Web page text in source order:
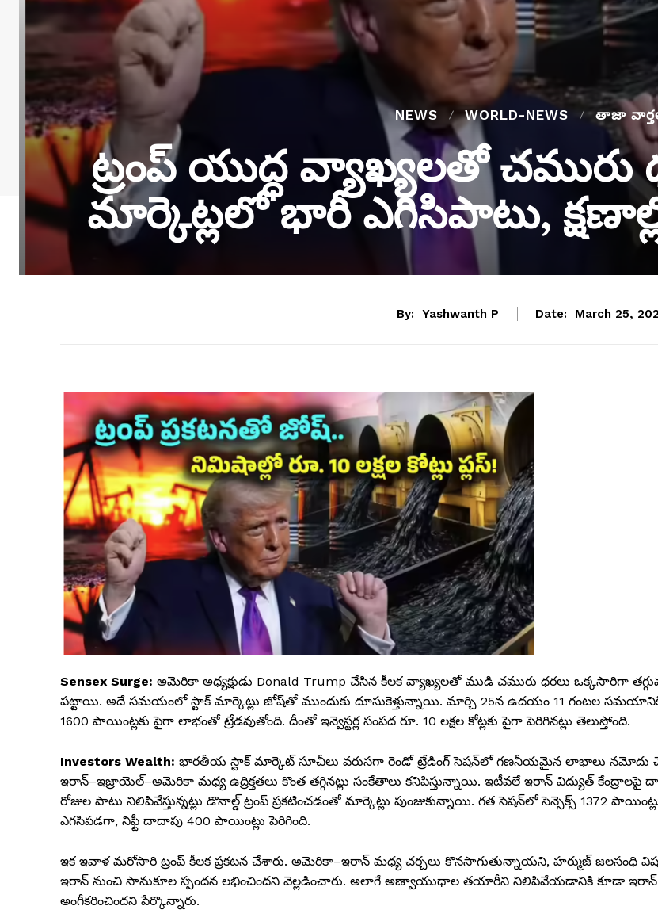
NEWS WORLD-NEWS తాజా
ట్రంప్ యుద్ధ వ్యాఖ్యలతో చమురు
మార్కెట్లలో భారీ ఎగిసిపాటు,
By: Yashwanth P Date: March 25,
Sensex Surge: అమెరికా అధ్యక్షుడు Donald Trump చేసిన కీలక వ్యాఖ్యలతో ముడి చమురు ధరలు ఒక్కసారిగా
పట్టాయి. అదే సమయంలో స్టాక్ మార్కెట్లు జోష్‌తో ముందుకు దూసుకెళ్తున్నాయి. మార్చి 25న ఉదయం 11 గంటల సమయానికి
1600 పాయింట్లకు పైగా లాభంతో ట్రేడవుతోంది. దీంతో ఇన్వెస్టర్ల సంపద రూ. 10 లక్షల కోట్లకు పైగా పెరిగినట్లు తెలుస్తోంది.
Investors Wealth: భారతీయ స్టాక్ మార్కెట్ సూచీలు వరుసగా రెండో ట్రేడింగ్ సెషన్‌లో గణనీయమైన లాభాలు నమోదు
ఇరాన్–ఇజ్రాయెల్–అమెరికా మధ్య ఉద్రిక్తతలు కొంత తగ్గినట్లు సంకేతాలు కనిపిస్తున్నాయి. ఇటీవలే ఇరాన్ విద్యుత్ కేంద్రాలపై
రోజుల పాటు నిలిపివేస్తున్నట్లు డొనాల్డ్ ట్రంప్ ప్రకటించడంతో మార్కెట్లు పుంజుకున్నాయి. గత సెషన్‌లో సెన్సెక్స్ 1372
ఎగసిపడగా, నిఫ్టీ దాదాపు 400 పాయింట్లు పెరిగింది.
ఇక ఇవాళ మరోసారి ట్రంప్ కీలక ప్రకటన చేశారు. అమెరికా–ఇరాన్ మధ్య చర్చలు కొనసాగుతున్నాయని, హర్ముజ్ జలసంధి
ఇరాన్ నుంచి సానుకూల స్పందన లభించిందని వెల్లడించారు. అలాగే అణ్వాయుధాల తయారీని నిలిపివేయడానికి కూడా ఇరాన్
అంగీకరించిందని పేర్కొన్నారు.